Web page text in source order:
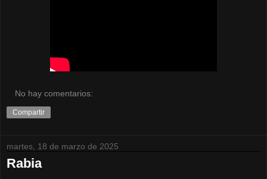
No hay comentarios:
Compartir
martes, 18 de marzo de 2025
Rabia